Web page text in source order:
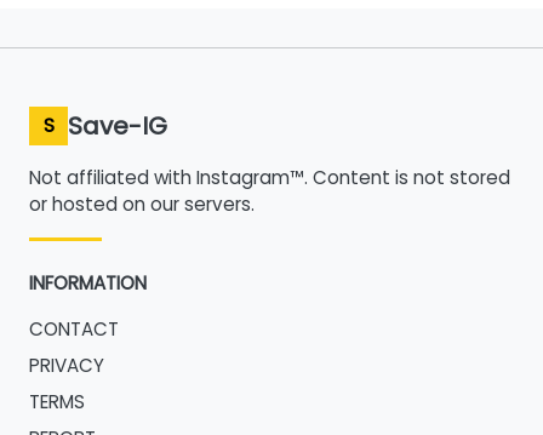
S Save-IG
Not affiliated with Instagram™. Content is not stored
or hosted on our servers.
INFORMATION
CONTACT
PRIVACY
TERMS